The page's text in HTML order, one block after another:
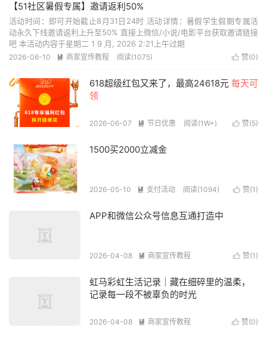
【51社区暑假专属】邀请返利50%
活动时间：即可开始截止8月31日24时 活动详情：暑假学生假期专属活
动永久下线邀请返利上升至50% 直接上微信/小说/电影平台获取邀请链接
吧 本活动内容于星期二 1 9 月, 2026 2:21上午过期
 赞(0)
2026-06-10  商家宣传教程 阅读(1075)
618超级红包又来了，最高24618元 每天可
领
 赞(5)
2026-06-07  节日优惠 阅读(1W+)
1500买2000立减金
 赞(1 )
2026-05-10  支付活动 阅读(1094)
APP和微信公众号信息互通打造中
 赞(1 )
2026-04-08  商家宣传教程
虹马彩虹生活记录｜藏在细碎里的温柔，
记录每一段不被辜负的时光
 赞(0)
2026-04-08  商家宣传教程